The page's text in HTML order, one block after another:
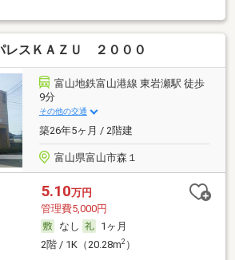
レスＫＡＺＵ ２０００
富山地鉄富山港線 東岩瀬駅 徒歩
9分
その他の交通
築26年5ヶ月 / 2階建
富山県富山市森１
5.10万円
管理費5,000円
なし
1ヶ月
2階 / 1K（20.28m2）